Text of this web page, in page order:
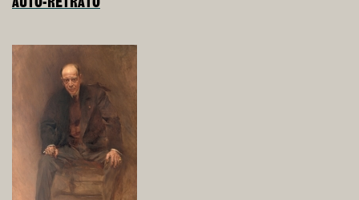
AUTO-RETRATO